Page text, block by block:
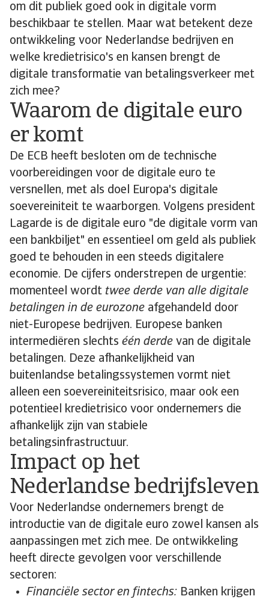
om dit publiek goed ook in digitale vorm
beschikbaar te stellen. Maar wat betekent deze
ontwikkeling voor Nederlandse bedrijven en
welke kredietrisico's en kansen brengt de
digitale transformatie van betalingsverkeer met
zich mee?
Waarom de digitale euro
er komt
De ECB heeft besloten om de technische
voorbereidingen voor de digitale euro te
versnellen, met als doel Europa's digitale
soevereiniteit te waarborgen. Volgens president
Lagarde is de digitale euro "de digitale vorm van
een bankbiljet" en essentieel om geld als publiek
goed te behouden in een steeds digitalere
economie. De cijfers onderstrepen de urgentie:
momenteel wordt twee derde van alle digitale
betalingen in de eurozone afgehandeld door
niet-Europese bedrijven. Europese banken
intermediëren slechts één derde van de digitale
betalingen. Deze afhankelijkheid van
buitenlandse betalingssystemen vormt niet
alleen een soevereiniteitsrisico, maar ook een
potentieel kredietrisico voor ondernemers die
afhankelijk zijn van stabiele
betalingsinfrastructuur.
Impact op het
Nederlandse bedrijfsleven
Voor Nederlandse ondernemers brengt de
introductie van de digitale euro zowel kansen als
aanpassingen met zich mee. De ontwikkeling
heeft directe gevolgen voor verschillende
sectoren:
Financiële sector en fintechs: Banken krijgen